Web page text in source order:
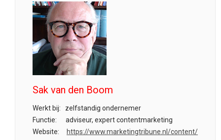
Sak van den Boom
Werkt bij:
zelfstandig ondernemer
Functie:
adviseur, expert contentmarketing
Website:
https://www.marketingtribune.nl/content/